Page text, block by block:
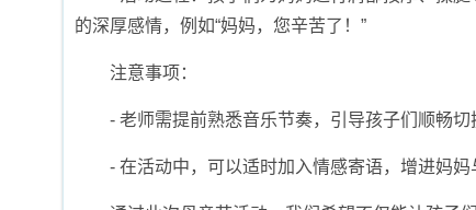
的深厚感情，例如“妈妈，您辛苦了！”
注意事项：
- 老师需提前熟悉音乐节奏，引导孩子们顺畅切
- 在活动中，可以适时加入情感寄语，增进妈